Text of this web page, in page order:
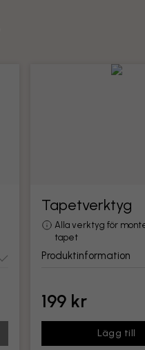
Tapetverktyg
Alla verktyg för
tapet
Produktinformation
199 kr
Lägg till